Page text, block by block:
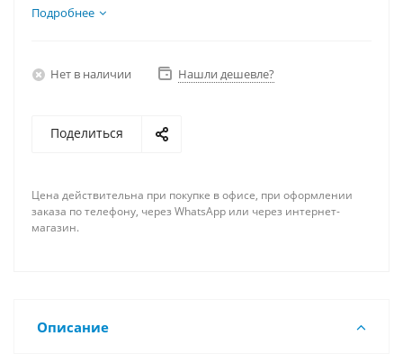
Видеокарта RX 6700XT 12Гб, Память DDR4 8Gb,
Подробнее
Нет в наличии Нашли дешевле?
Поделиться
Цена действительна при покупке в офисе, при оформлении
заказа по телефону, через WhatsApp или через интернет-
магазин.
Описание